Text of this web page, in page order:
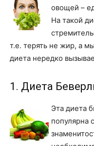
овощей –
На такой
т.е. терять не жир, а
диета нередко
1. Диета
Эта диета
популярна